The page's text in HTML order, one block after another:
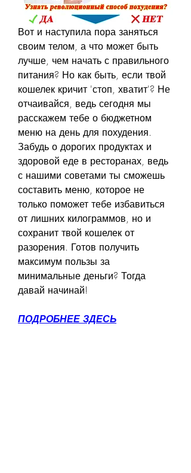
Вот и наступила пора заняться
своим телом, а что может быть
лучше, чем начать с правильного
питания? Но как быть, если твой
кошелек кричит 'стоп, хватит'? Не
отчаивайся, ведь сегодня мы
расскажем тебе о бюджетном
меню на день для похудения.
Забудь о дорогих продуктах и
здоровой еде в ресторанах, ведь
с нашими советами ты сможешь
составить меню, которое не
только поможет тебе избавиться
от лишних килограммов, но и
сохранит твой кошелек от
разорения. Готов получить
максимум пользы за
минимальные деньги? Тогда
давай начинай!
ПОДРОБНЕЕ ЗДЕСЬ